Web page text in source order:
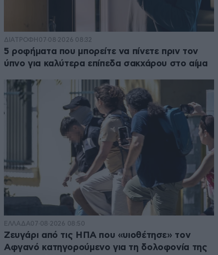
ΔΙΑΤΡΟΦΗ 07·08·2026 08:32
5 ροφήματα που μπορείτε να πίνετε πριν τον
ύπνο για καλύτερα επίπεδα σακχάρου στο αίμα
ΕΛΛΑΔΑ07·08·2026 08:50
Ζευγάρι από τις ΗΠΑ που «υιοθέτησε» τον
Αφγανό κατηγορούμενο για τη δολοφονία της